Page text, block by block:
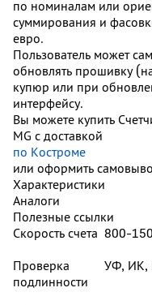
по номиналам или
суммирования и
евро.
Пользователь может
обновлять прошивку
купюр или при
интерфейсу.
Вы можете купить
MG с доставкой
по Костроме
или оформить
Характеристики
Аналоги
Полезные ссылки
Скорость счета 800-
Проверка
подлинности
УФ, ИК,